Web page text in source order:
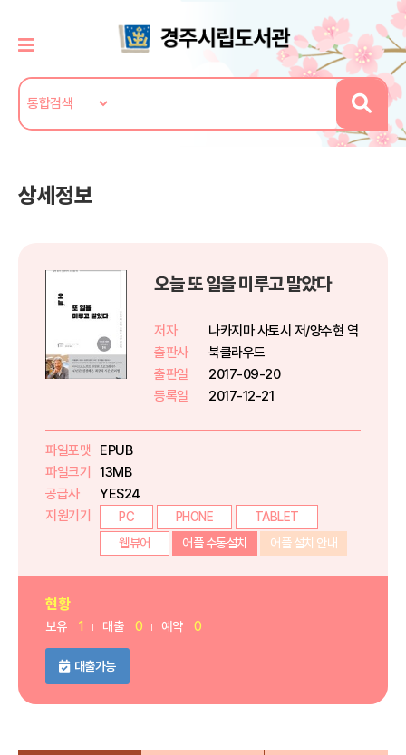
상세정보
오늘 또 일을 미루고 말았다
저자
나카지마 사토시 저/양수현 역
출판사
북클라우드
출판일
2017-09-20
등록일
2017-12-21
파일포맷
EPUB
파일크기
13MB
공급사
YES24
지원기기
PC PHONE
TABLET
웹뷰어
어플 수동설치 어플 설치 안내
현황
보유 1 대출 0 예약 0
대출가능